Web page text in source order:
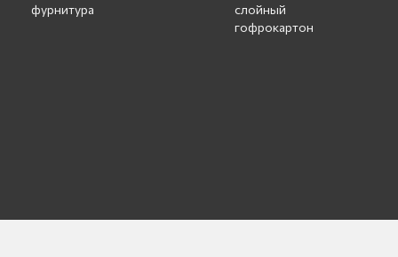
фурнитура
слойный
гофрокартон